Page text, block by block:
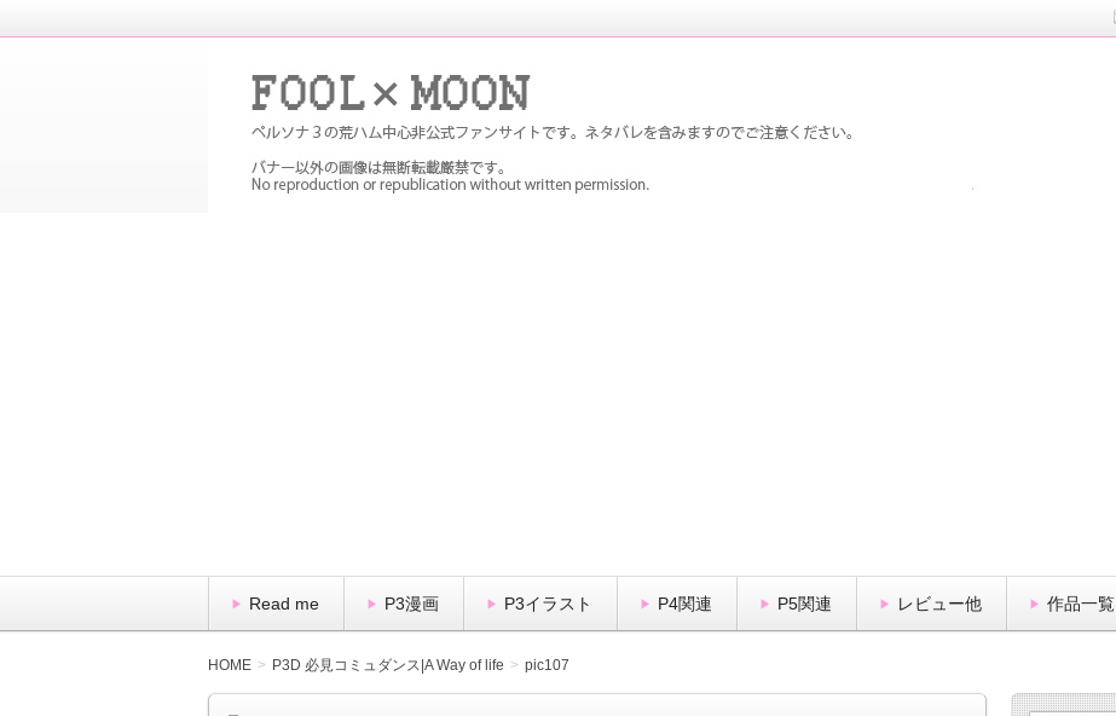
FOOL×MOON｜ペルソナ3 荒ハム中心同人ファンサイト
Read me P3漫画 P3イラスト P4関連 P5関連 レビュー他 作品一覧
HOME P3D 必見コミュダンス|A Way of life pic107